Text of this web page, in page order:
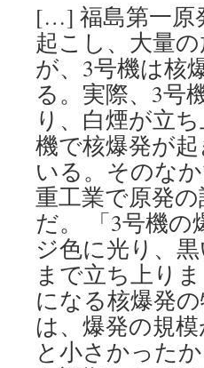
[…] 福島第一原
起こし、大量
が、3号機は核
る。実際、3号
り、白煙が立
機で核爆発が
いる。そのな
重工業で原発
だ。 「3号機
ジ色に光り、
まで立ち上り
になる核爆発
は、爆発の規
と小さかった